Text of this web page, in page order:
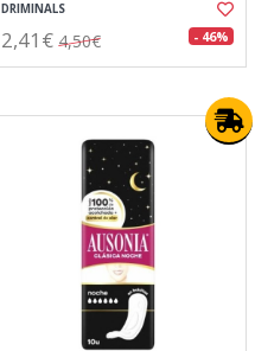
DRIMINALS
2,41€ 4,50€ - 46%